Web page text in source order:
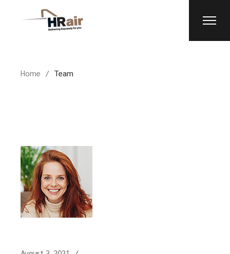
Home Team